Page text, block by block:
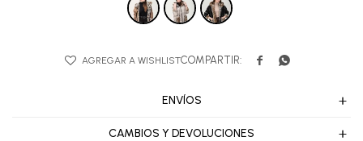
 
ENVÍOS
CAMBIOS Y DEVOLUCIONES